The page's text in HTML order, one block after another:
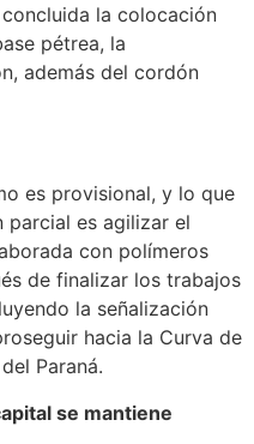
la colocación
pétrea, la
además del cordón
es provisional, y lo que
parcial es agilizar el
con polímeros
de finalizar los trabajos
la señalización
hacia la Curva de
Paraná.
se mantiene